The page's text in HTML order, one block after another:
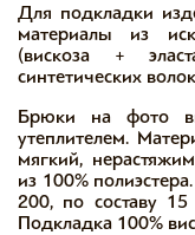
Для подкладки
материалы из
(вискоза +
синтетических
Брюки на фото
утеплителем.
мягкий,
из 100%
200, по составу
Подкладка 100%